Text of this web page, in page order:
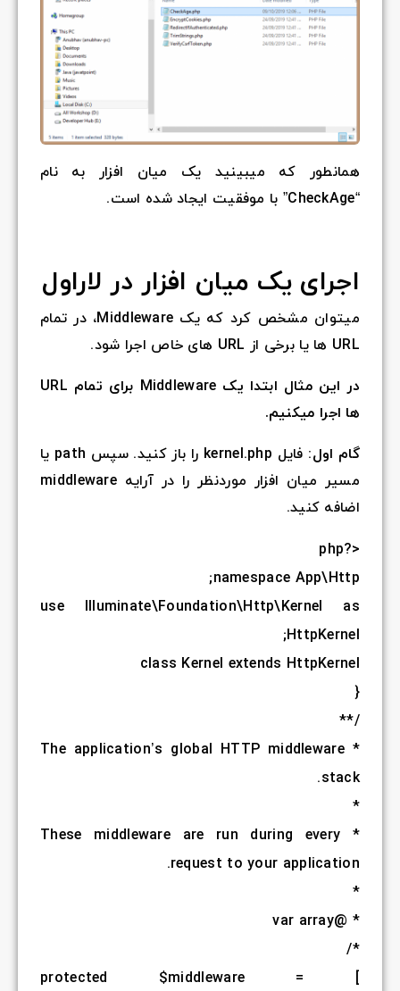
به نام
میتوان مشخص کرد که یک Middleware، در تمام
در این مثال ابتدا یک Middleware برای تمام URL
فایل kernel.php را باز کنید. سپس path یا
مسیر میان افزار موردنظر را در آرایه middleware
use
* The
* These
protected